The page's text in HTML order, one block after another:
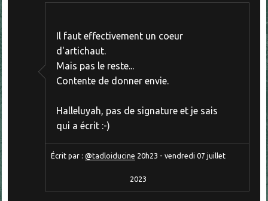
Il faut effectivement un coeur
d'artichaut.
Mais pas le reste...
Contente de donner envie.
Halleluyah, pas de signature et je sais
qui a écrit :-)
Écrit par : @tadloiducine 20h23 - vendredi 07 juillet
2023